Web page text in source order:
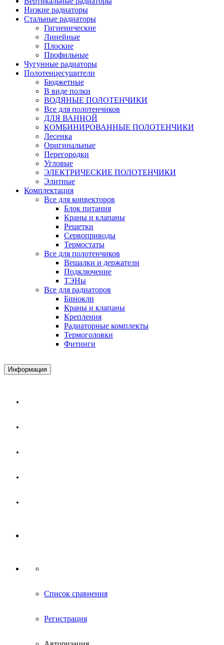
Низкие радиаторы
Стальные радиаторы
Гигиенические
Линейные
Плоские
Профильные
Чугунные радиаторы
Полотенцесушители
Бюджетные
В виде полки
ВОДЯНЫЕ ПОЛОТЕНЧИКИ
Все для полотенчиков
ДЛЯ ВАННОЙ
КОМБИНИРОВАННЫЕ ПОЛОТЕНЧИКИ
Лесенка
Оригинальные
Перегородки
Угловые
ЭЛЕКТРИЧЕСКИЕ ПОЛОТЕНЧИКИ
Элитные
Комплектация
Все для конвекторов
Блок питания
Краны и клапаны
Решетки
Сервоприводы
Термостаты
Все для полотенчиков
Вешалки и держатели
Подключение
ТЭНы
Все для радиаторов
Бинокли
Краны и клапаны
Крепления
Радиаторные комплекты
Термоголовки
Фитинги
Информация
Список сравнения
Регистрация